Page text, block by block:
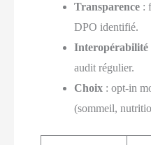
Transparence :
DPO identifié.
Interopérabilité
audit régulier.
Choix : opt-in
(sommeil,